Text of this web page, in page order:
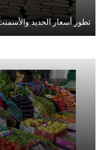
تطور أسعار الحديد